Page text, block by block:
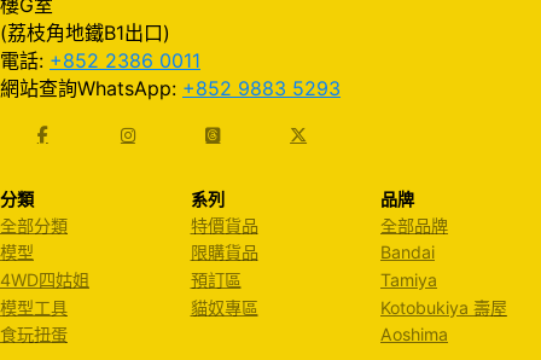
樓G室
(荔枝角地鐵B1出口)
電話: +852 2386 0011
網站查詢WhatsApp: +852 9883 5293
分類
全部分類
模型
4WD四姑姐
模型工具
食玩扭蛋
系列
特價貨品
限購貨品
預訂區
貓奴專區
品牌
全部品牌
Bandai
Tamiya
Kotobukiya 壽屋
Aoshima